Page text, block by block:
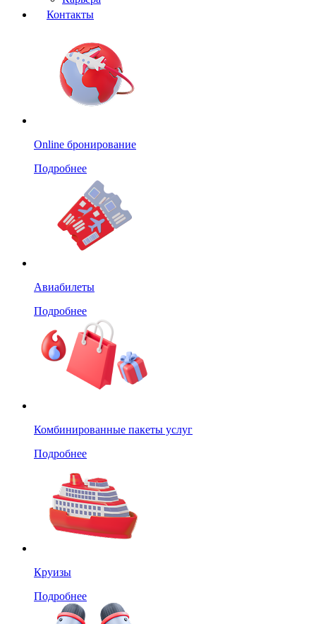
Контакты
Online бронирование
Подробнее
Авиабилеты
Подробнее
Комбинированные пакеты услуг
Подробнее
Круизы
Подробнее